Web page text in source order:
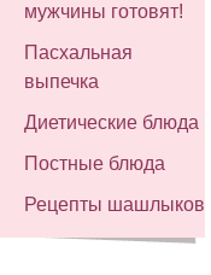
мужчины готовят!
Пасхальная
выпечка
Диетические блюда
Постные блюда
Рецепты шашлыков